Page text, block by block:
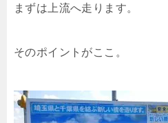
まずは上流へ走ります。
そのポイントがここ。